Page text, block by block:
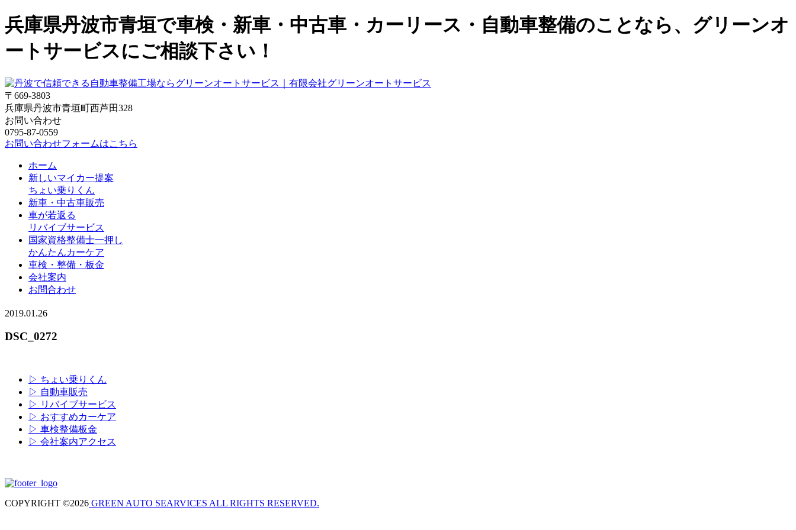
兵庫県丹波市青垣で車検・新車・中古車・カーリース・自動車整備のことなら、グリーンオ
ートサービスにご相談下さい！
〒669-3803
兵庫県丹波市青垣町西芦田328
お問い合わせ
0795-87-0559
お問い合わせフォームはこちら
ホーム
新しいマイカー提案
ちょい乗りくん
新車・中古車販売
車が若返る
リバイブサービス
国家資格整備士一押し
かんたんカーケア
車検・整備・板金
会社案内
お問合わせ
2019.01.26
DSC_0272
▷ ちょい乗りくん
▷ 自動車販売
▷ リバイブサービス
▷ おすすめカーケア
▷ 車検整備板金
▷ 会社案内アクセス
COPYRIGHT ©2026 GREEN AUTO SEARVICES ALL RIGHTS RESERVED.